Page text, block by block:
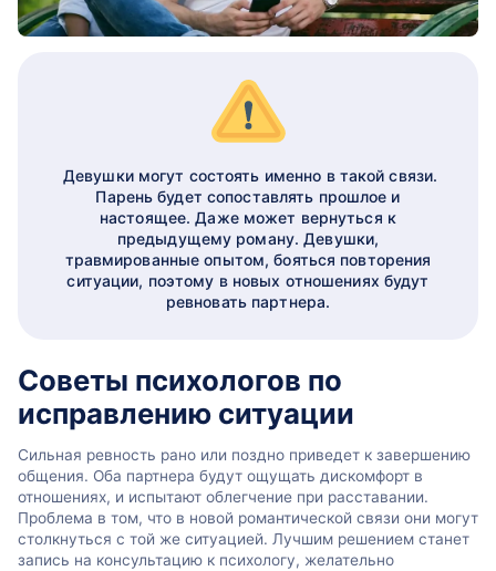
Девушки могут состоять именно в такой связи.
Парень будет сопоставлять прошлое и
настоящее. Даже может вернуться к
предыдущему роману. Девушки,
травмированные опытом, бояться повторения
ситуации, поэтому в новых отношениях будут
ревновать партнера.
Советы психологов по
исправлению ситуации
Сильная ревность рано или поздно приведет к завершению
общения. Оба партнера будут ощущать дискомфорт в
отношениях, и испытают облегчение при расставании.
Проблема в том, что в новой романтической связи они могут
столкнуться с той же ситуацией. Лучшим решением станет
запись на консультацию к психологу, желательно